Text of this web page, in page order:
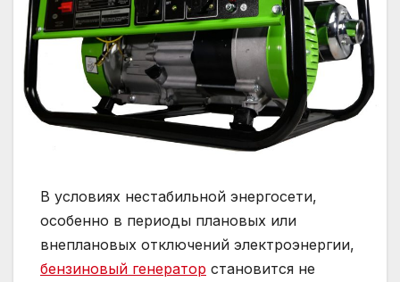
В условиях нестабильной энергосети,
особенно в периоды плановых или
внеплановых отключений электроэнергии,
бензиновый генератор становится не